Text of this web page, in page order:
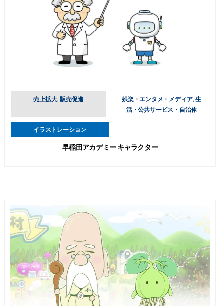
売上拡大, 販売促進
娯楽・エンタメ・メディア, 生
活・公共サービス・自治体
イラストレーション
早稲田アカデミー キャラクター